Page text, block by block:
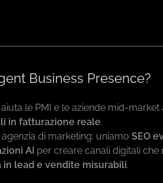
Business Presence?
le PMI e le aziende mid-market
in fatturazione reale.
di marketing: uniamo SEO
AI per creare canali digitali
lead e vendite misurabili.